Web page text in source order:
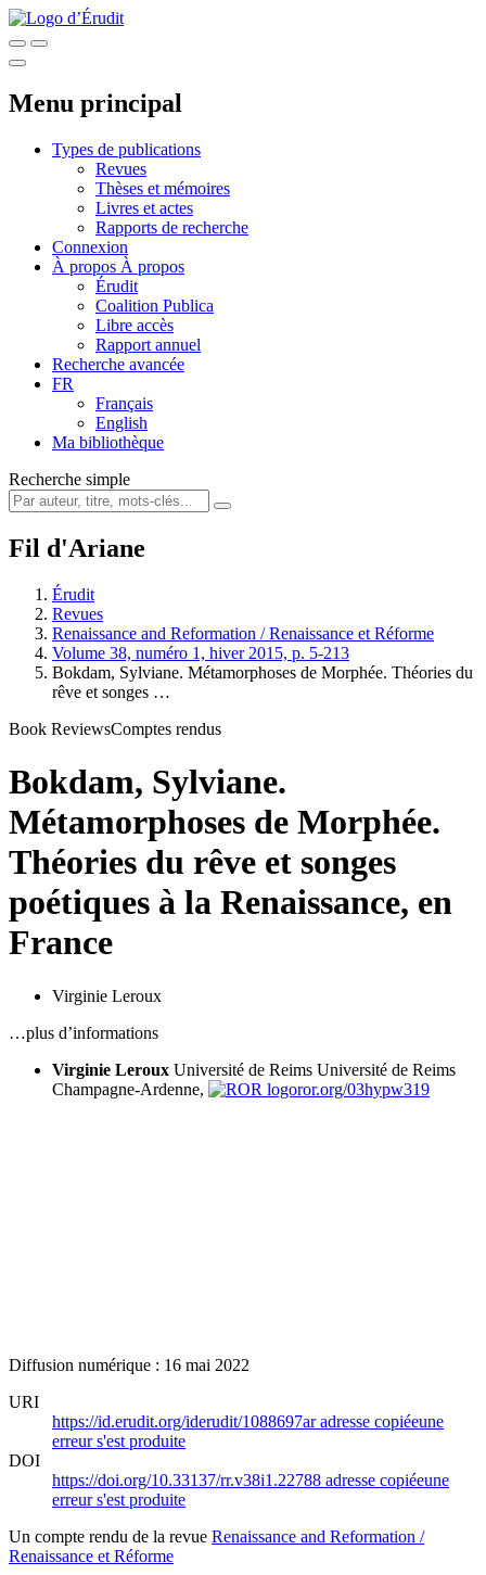
Menu principal
Types de publications
Revues
Thèses et mémoires
Livres et actes
Rapports de recherche
Connexion
À propos À propos
Érudit
Coalition Publica
Libre accès
Rapport annuel
Recherche avancée
FR
Français
English
Ma bibliothèque
Recherche simple
Fil d'Ariane
Érudit
Revues
Renaissance and Reformation / Renaissance et Réforme
Volume 38, numéro 1, hiver 2015, p. 5-213
Bokdam, Sylviane. Métamorphoses de Morphée. Théories du
rêve et songes …
Book ReviewsComptes rendus
Bokdam, Sylviane.
Métamorphoses de Morphée.
Théories du rêve et songes
poétiques à la Renaissance, en
France
Virginie Leroux
…plus d’informations
Virginie Leroux Université de Reims Université de Reims
Champagne-Ardenne,
ror.org/03hypw319
Diffusion numérique : 16 mai 2022
URI
https://id.erudit.org/iderudit/1088697aradresse copiéeune
erreur s'est produite
DOI
https://doi.org/10.33137/rr.v38i1.22788 adresse copiéeune
erreur s'est produite
Un compte rendu de la revue Renaissance and Reformation /
Renaissance et Réforme